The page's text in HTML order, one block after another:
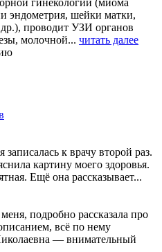
эндометрия, шейки матки,
проводит УЗИ органов
молочной... читать далее
к врачу второй раз.
картину моего здоровья.
Ещё она рассказывает...
подробно рассказала про
всё по нему
— внимательный